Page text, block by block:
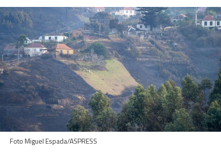
Foto Miguel Espada/ASPRESS